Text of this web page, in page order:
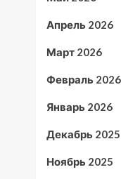
Апрель 2026
Март 2026
Февраль 2026
Январь 2026
Декабрь 2025
Ноябрь 2025